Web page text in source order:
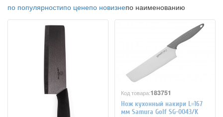
по популярностипо ценепо новизнепо наименованию
Код товара:183751
Нож кухонный накири L=167
мм Samura Golf SG-0043/K